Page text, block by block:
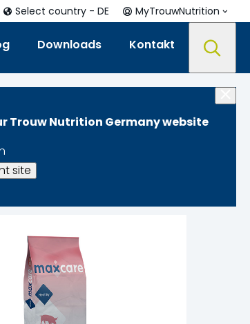
Downloads Kontakt
Select country - DE MyTrouwNutrition
Trouw Nutrition Germany website
site